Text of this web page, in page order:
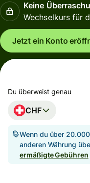
Keine
Wechselkurs für
Jetzt ein Konto
Du überweist genau
CHF
Wenn du über
anderen Währung
ermäßigte Gebühren